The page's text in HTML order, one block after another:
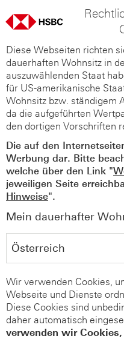
Diese Webseiten richten
dauerhaften Wohnsitz in
auszuwählenden Staat
für US-amerikanische
Wohnsitz bzw. ständigem
da die aufgeführten
den dortigen Vorschriften
Die auf den
Werbung dar. Bitte
welche über den Link "
jeweiligen Seite
Hinweise".
Mein dauerhafter
Wir verwenden Cookies,
Webseite und Dienste
Diese Cookies sind
daher automatisch
verwenden wir